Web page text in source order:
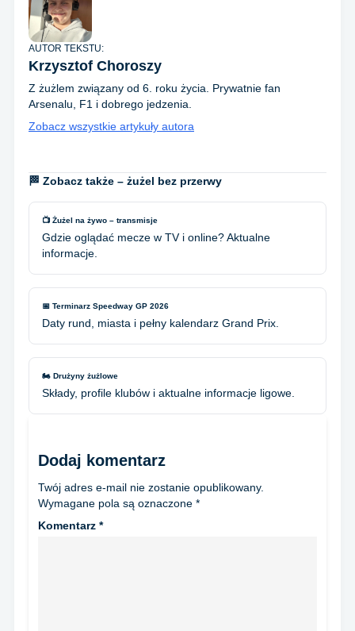
AUTOR TEKSTU:
Krzysztof Choroszy
Z żużlem związany od 6. roku życia. Prywatnie fan
Arsenalu, F1 i dobrego jedzenia.
Zobacz wszystkie artykuły autora
🏁 Zobacz także – żużel bez przerwy
📺 Żużel na żywo – transmisje
Gdzie oglądać mecze w TV i online? Aktualne
informacje.
📅 Terminarz Speedway GP 2026
Daty rund, miasta i pełny kalendarz Grand Prix.
🏍️ Drużyny żużlowe
Składy, profile klubów i aktualne informacje ligowe.
Dodaj komentarz
Twój adres e-mail nie zostanie opublikowany.
Wymagane pola są oznaczone *
Komentarz *